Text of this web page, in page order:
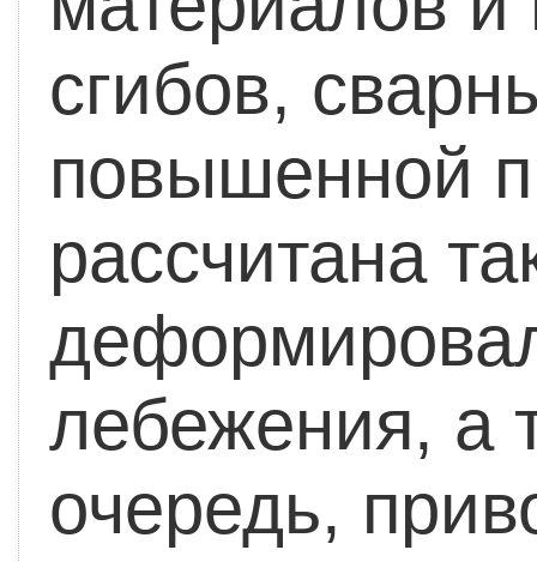
сгибов,
повышенной
рассчитана
лебежения, а
очередь,